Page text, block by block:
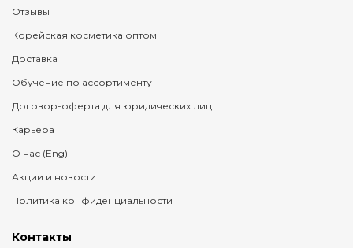
Отзывы
Корейская косметика оптом
Доставка
Обучение по ассортименту
Договор-оферта для юридических лиц
Карьера
О нас (Eng)
Акции и новости
Политика конфиденциальности
Контакты